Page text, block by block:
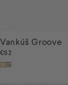
Vankúš Groove
€62
Béžová
Béžovo-antracitová